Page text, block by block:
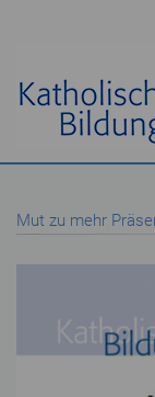
Mut zu mehr